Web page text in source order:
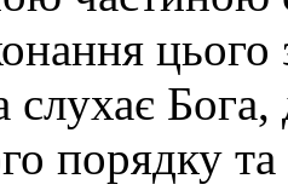
слухає
порядку